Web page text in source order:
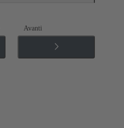
Avanti